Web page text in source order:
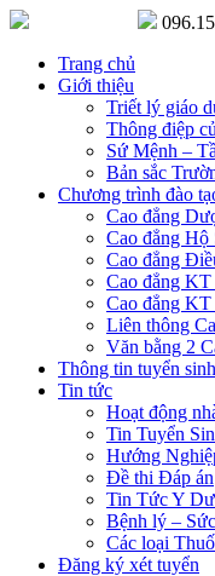
Trang chủ
Giới thiệu
Triết lý giáo
Thông điệp
Sứ Mệnh –
Bản sắc
Chương trình đào
Cao đẳng
Cao đẳng Hộ
Cao đẳng
Cao đẳng
Cao đẳng
Liên thông
Văn bằng 2
Thông tin tuyển sinh
Tin tức
Hoạt động
Tin Tuyển
Hướng
Đề thi Đáp án
Tin Tức Y
Bệnh lý –
Các loại
Đăng ký xét tuyển